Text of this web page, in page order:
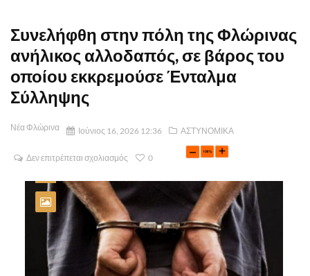
Συνελήφθη στην πόλη της Φλώρινας
ανήλικος αλλοδαπός, σε βάρος του
οποίου εκκρεμούσε Ένταλμα
Σύλληψης
Νέα Φλώρινα Ιούνιος 16, 2026 12:36 ΑΣΤΥΝΟΜΙΚΑ
Δεν επιτρέπεται σχολιασμός 0